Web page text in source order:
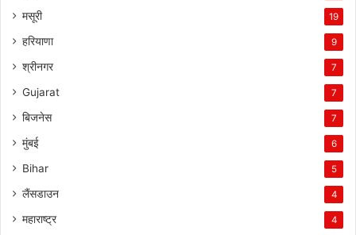
मसूरी 19
हरियाणा 9
श्रीनगर 7
Gujarat 7
बिजनेस 7
मुंबई 6
Bihar 5
लैंसडाउन 4
महाराष्ट्र 4